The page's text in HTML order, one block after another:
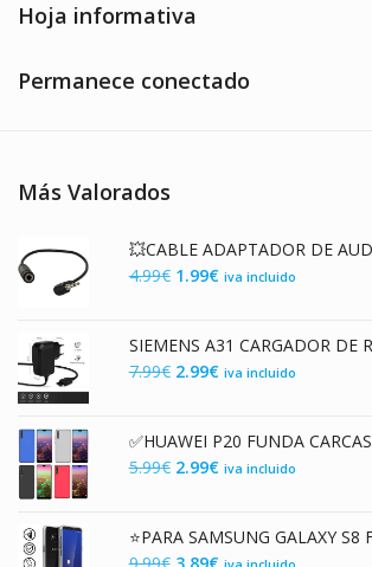
Hoja informativa
Permanece conectado
Más Valorados
4.99€ El
era:
4.99€.
1.99€El
es:
1.99€.
iva incluido
7.99€ El
era:
7.99€.
2.99€El
es:
2.99€.
iva incluido
5.99€ El
era:
2.99€El
es:
iva incluido
El
El